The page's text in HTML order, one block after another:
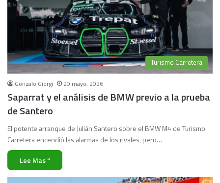
Turismo Carretera
Gonzalo Giorgi 20 mayo, 2026
Saparrat y el análisis de BMW previo a la prueba
de Santero
El potente arranque de Julián Santero sobre el BMW M4 de Turismo
Carretera encendió las alarmas de los rivales, pero…
Lee Mas "